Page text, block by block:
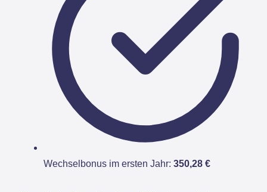
Wechselbonus im ersten Jahr: 350,28 €